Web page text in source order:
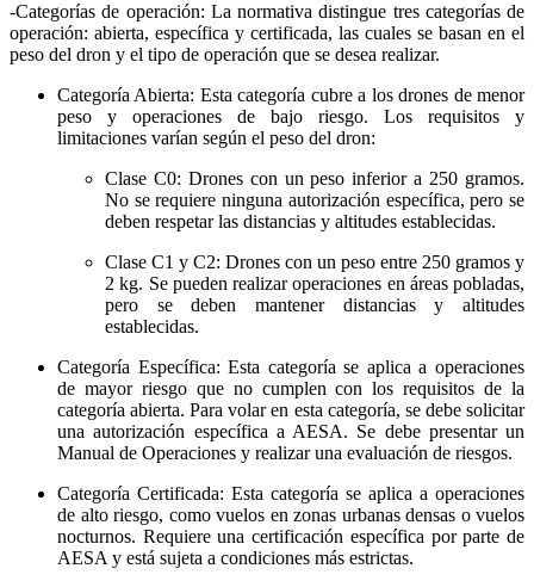
-Categorías de operación: La normativa distingue tres categorías de
operación: abierta, específica y certificada, las cuales se basan en el
peso del dron y el tipo de operación que se desea realizar.
Categoría Abierta: Esta categoría cubre a los drones de menor
peso y operaciones de bajo riesgo. Los requisitos y
limitaciones varían según el peso del dron:
Clase C0: Drones con un peso inferior a 250 gramos.
No se requiere ninguna autorización específica, pero se
deben respetar las distancias y altitudes establecidas.
Clase C1 y C2: Drones con un peso entre 250 gramos y
2 kg. Se pueden realizar operaciones en áreas pobladas,
pero se deben mantener distancias y altitudes
establecidas.
Categoría Específica: Esta categoría se aplica a operaciones
de mayor riesgo que no cumplen con los requisitos de la
categoría abierta. Para volar en esta categoría, se debe solicitar
una autorización específica a AESA. Se debe presentar un
Manual de Operaciones y realizar una evaluación de riesgos.
Categoría Certificada: Esta categoría se aplica a operaciones
de alto riesgo, como vuelos en zonas urbanas densas o vuelos
nocturnos. Requiere una certificación específica por parte de
AESA y está sujeta a condiciones más estrictas.